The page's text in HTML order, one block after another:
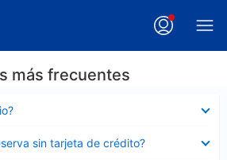
más frecuentes
sin tarjeta de crédito?